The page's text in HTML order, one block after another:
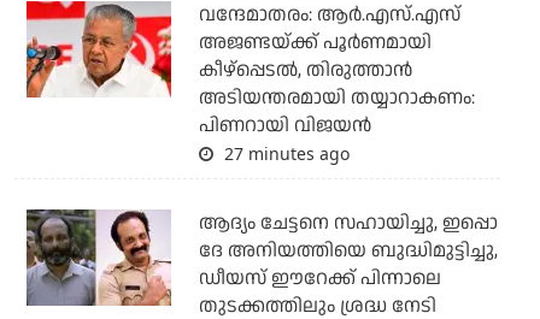
വന്ദേമാതരം: ആര്‍.എസ്.എസ്
അജണ്ടയ്ക്ക് പൂര്‍ണമായി
കീഴ്‌പ്പെടല്‍, തിരുത്താന്‍
അടിയന്തരമായി തയ്യാറാകണം:
പിണറായി വിജയന്‍
27 minutes ago
ആദ്യം ചേട്ടനെ സഹായിച്ചു, ഇപ്പൊ
ദേ അനിയത്തിയെ ബുദ്ധിമുട്ടിച്ചു,
ഡീയസ് ഈറേക്ക് പിന്നാലെ
തുടക്കത്തിലും ശ്രദ്ധ നേടി